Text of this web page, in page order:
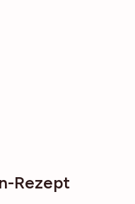
Rezept